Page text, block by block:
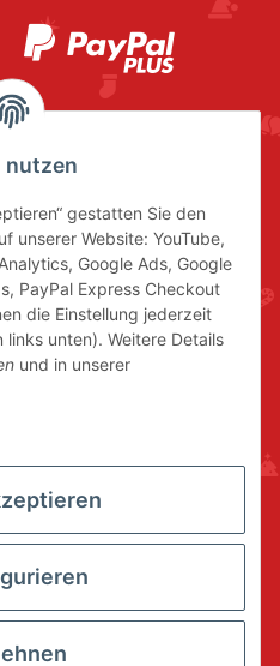
USt., zzgl.
nutzen
gestatten Sie den
unserer Website: YouTube,
Google Ads, Google
PayPal Express Checkout
die Einstellung jederzeit
unten). Weitere Details
und in unserer